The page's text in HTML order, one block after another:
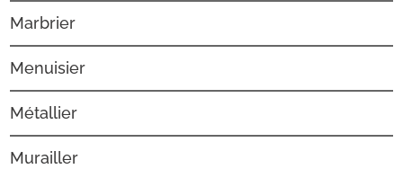
Marbrier
Menuisier
Métallier
Murailler